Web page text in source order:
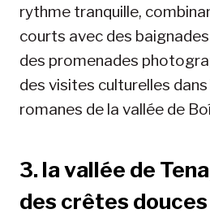
rythme tranquille,
courts avec des
des promenades
des visites culturelles
romanes de la vallée de
3. la vallée de
des crêtes